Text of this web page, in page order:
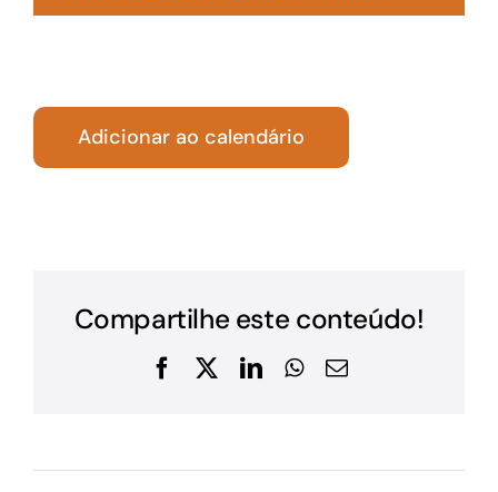
Adicionar ao calendário
Compartilhe este conteúdo!
Facebook
X LinkedInWhatsApp
E-